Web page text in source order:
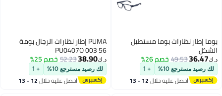
بوما إطار نظارات بوما مستطيل
الشكل
د.ك‏36.47
49.53خصم 26%
لك رصيد مسترجع 10% + 1
احصل عليه خلال 12 - 13
PUMA إطار نظارات الرجال بومة
PU0407O 003 56
د.ك‏38.90
52.23خصم 25%
لك رصيد مسترجع 10% + 1
احصل عليه خلال 12 - 13